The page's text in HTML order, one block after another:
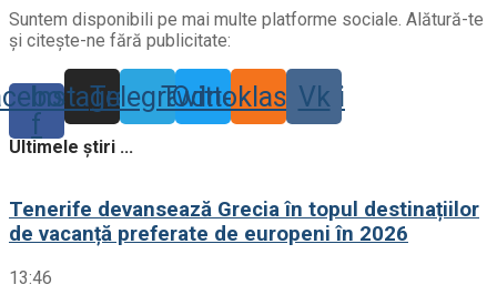
Suntem disponibili pe mai multe platforme sociale. Alătură-te
și citește-ne fără publicitate:
f
Instagram
TelegramTwitter
Odnoklassniki
Vk
Ultimele știri ...
Tenerife devansează Grecia în topul destinațiilor
de vacanță preferate de europeni în 2026
13:46